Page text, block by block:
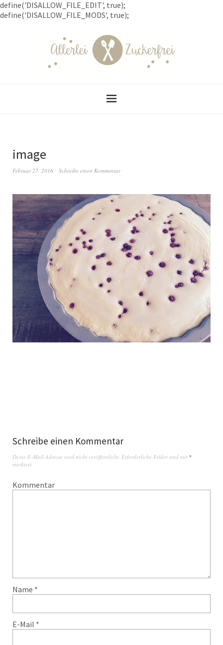
define('DISALLOW_FILE_EDIT', true);
define('DISALLOW_FILE_MODS', true);
image
Februar 27, 2016 Schreibe einen Kommentar
Schreibe einen Kommentar
Deine E-Mail-Adresse wird nicht veröffentlicht. Erforderliche Felder sind mit *
markiert.
Kommentar
Name *
E-Mail *